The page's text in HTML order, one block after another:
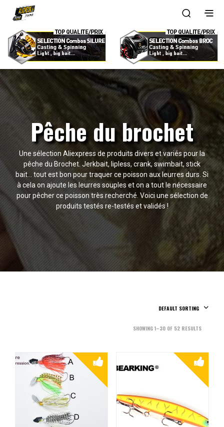
Pêche du brochet
Une sélection Aliexpress de produits divers et variés pour la
pêche du Brochet. Jerkbait, lipless, crank, swimbait, stick
bait… tout est bon pour traquer ce poisson aux leurres durs. Si
à cela on ajoute les leurres souples et on a tout le nécessaire
pour pêcher ce poisson très recherché. Voici une sélection de
produits testés re-testés et validés !
DEFAULT SORTING
SHOWING 1–30 OF 52 RESULTS